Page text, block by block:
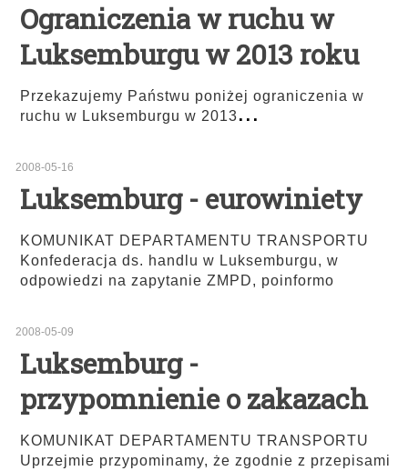
Ograniczenia w ruchu w
Luksemburgu w 2013 roku
Przekazujemy Państwu poniżej ograniczenia w
ruchu w Luksemburgu w 2013...
2008-05-16
Luksemburg - eurowiniety
KOMUNIKAT DEPARTAMENTU TRANSPORTU
Konfederacja ds. handlu w Luksemburgu, w
odpowiedzi na zapytanie ZMPD, poinformo
2008-05-09
Luksemburg -
przypomnienie o zakazach
KOMUNIKAT DEPARTAMENTU TRANSPORTU
Uprzejmie przypominamy, że zgodnie z przepisami